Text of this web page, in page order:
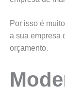
Por isso é
a sua empresa
orçamento.